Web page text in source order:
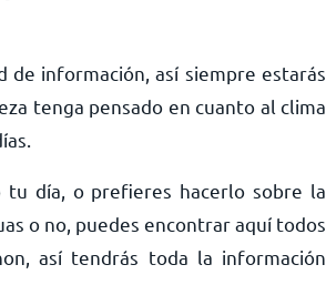
de información, así siempre estarás
tenga pensado en cuanto al clima
tu día, o prefieres hacerlo sobre la
o no, puedes encontrar aquí todos
así tendrás toda la información